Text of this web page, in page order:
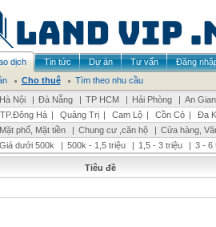
dịch Tin tức Dự án Tư vấn Đăng
Cho thuê
Tìm theo nhu cầu
Hà Nội | Đà Nẵng | TP HCM | Hải Phòng | An
TP.Đông Hà | Quảng Trị | Cam Lộ | Cồn Cỏ | Đa
Mặt phố, Mặt tiền | Chung cư ,căn hộ | Cửa hàng,
Giá dưới 500k | 500k - 1,5 triệu | 1,5 - 3 triệu | 3 - 6
Tiêu đề